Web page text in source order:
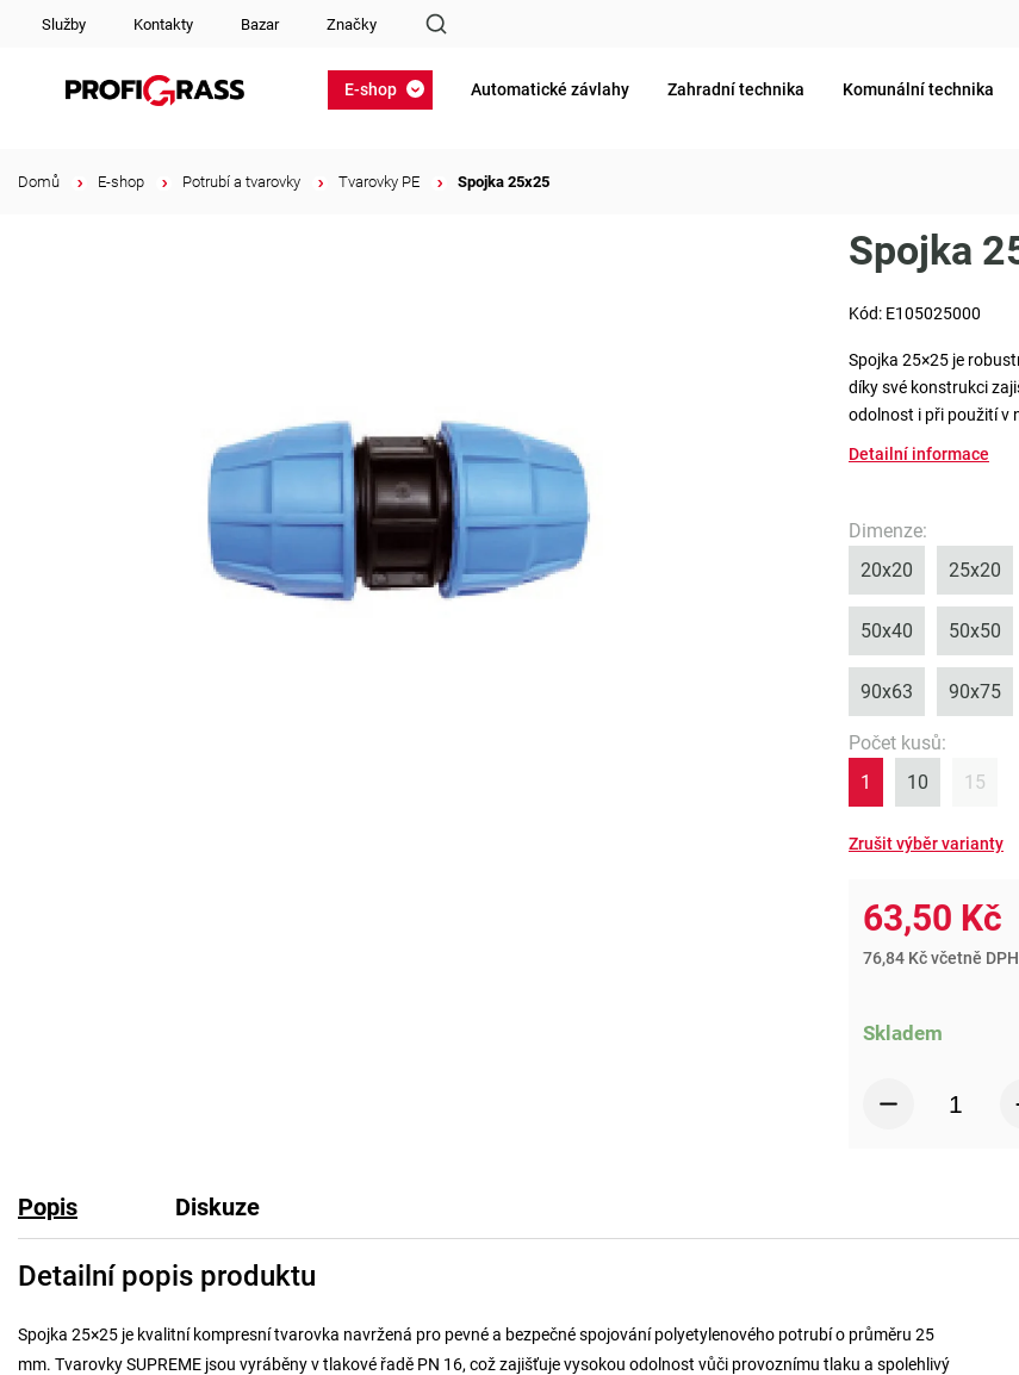
Služby Kontakty Bazar Značky
E-shop Automatické závlahy Zahradní technika Komunální technika
Domů E-shop Potrubí a tvarovky Tvarovky PE Spojka 25x25
Spojka
Kód: E105025000
Spojka 25×25 je
díky své konstrukci
odolnost i při použití v
Detailní informace
Dimenze:
20x20
25x20
50x40 50x50
90x63 90x75
Počet kusů:
1
10 15
63,50 Kč
76,84 Kč včetně DPH
Skladem
Popis Diskuze
Detailní popis produktu
Spojka 25×25 je kvalitní kompresní tvarovka navržená pro pevné a bezpečné spojování polyetylenového potrubí o průměru 25
mm. Tvarovky SUPREME jsou vyráběny v tlakové řadě PN 16, což zajišťuje vysokou odolnost vůči provoznímu tlaku a spolehlivý